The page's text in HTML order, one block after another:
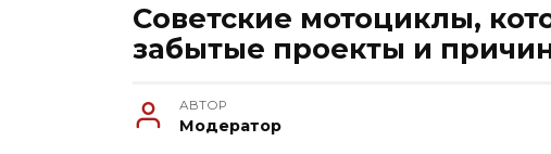
Советские мотоциклы,
забытые проекты и
АВТОР
Модератор